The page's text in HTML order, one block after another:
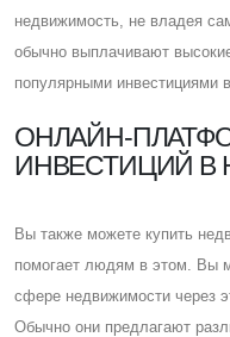
недвижимость, не владея
обычно выплачивают
популярными инвестициями
ОНЛАЙН-
ИНВЕСТИЦИЙ
Вы также можете купить
помогает людям в этом. Вы
сфере недвижимости через
Обычно они предлагают